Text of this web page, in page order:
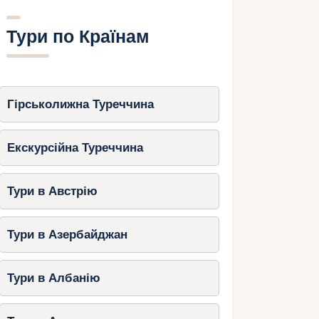
Тури по Країнам
Гірськолижна Туреччина
Екскурсійна Туреччина
Тури в Австрію
Тури в Азербайджан
Тури в Албанію